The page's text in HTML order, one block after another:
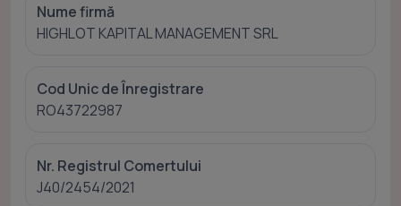
Nume firmă
HIGHLOT KAPITAL MANAGEMENT SRL
Cod Unic de Înregistrare
RO43722987
Nr. Registrul Comertului
J40/2454/2021